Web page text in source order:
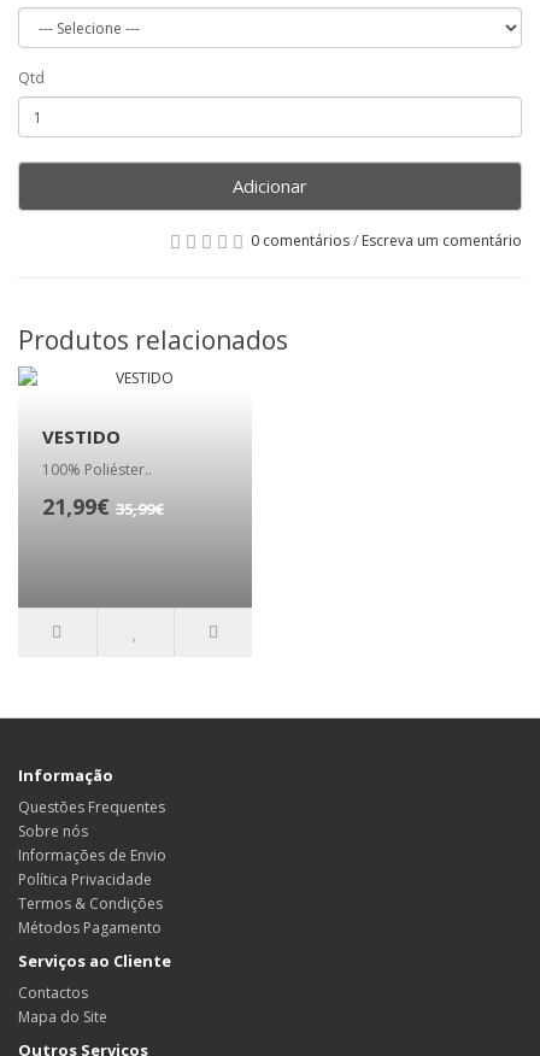
Qtd
Adicionar
0 comentários/ Escreva um comentário
Produtos relacionados
VESTIDO
100% Poliéster..
21,99€ 35,99€
Informação
Questões Frequentes
Sobre nós
Informações de Envio
Política Privacidade
Termos & Condições
Métodos Pagamento
Serviços ao Cliente
Contactos
Mapa do Site
Outros Serviços